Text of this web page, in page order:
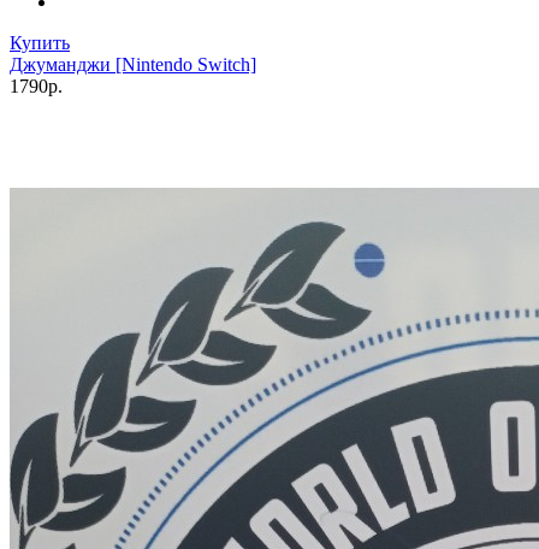
Купить
Джуманджи [Nintendo Switch]
1790р.